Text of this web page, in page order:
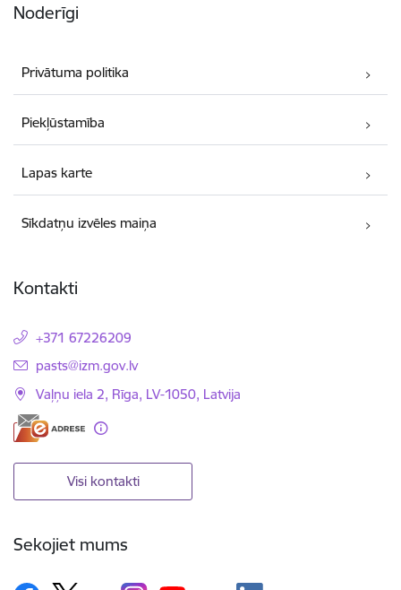
Noderīgi
Privātuma politika
Piekļūstamība
Lapas karte
Sīkdatņu izvēles maiņa
Kontakti
+371 67226209
E-pasts:
pasts@izm.gov.lv
Vaļņu iela 2, Rīga, LV-1050, Latvija
Visi kontakti
Sekojiet mums